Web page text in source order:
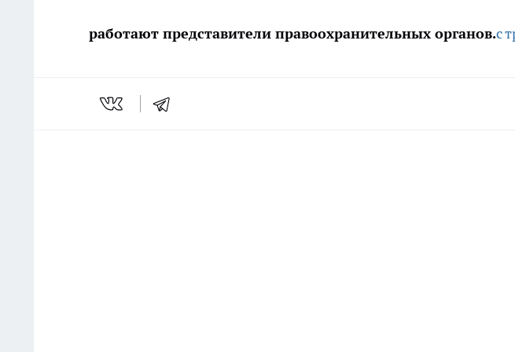
работают представители правоохранительных органов.с